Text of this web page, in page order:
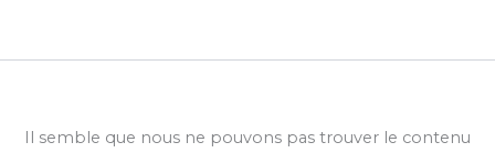
Il semble que nous ne pouvons pas trouver le contenu